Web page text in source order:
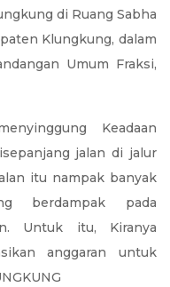
di Ruang Sabha
Klungkung, dalam
Umum Fraksi,
Keadaan
jalan di jalur
itu nampak banyak
berdampak pada
Untuk itu, Kiranya
anggaran untuk